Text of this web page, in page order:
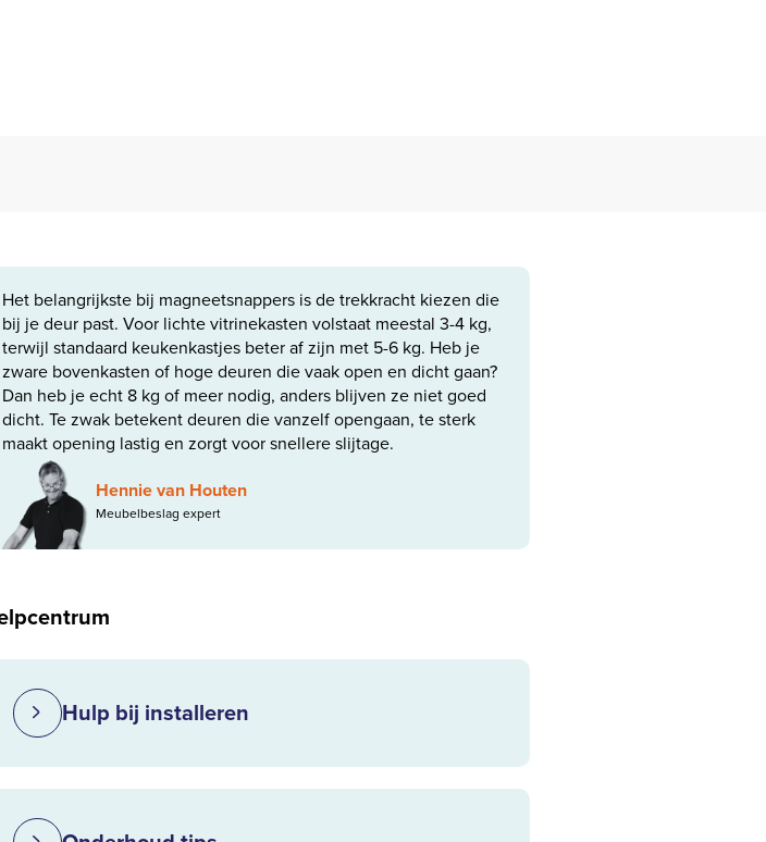
Het belangrijkste bij magneetsnappers is de trekkracht kiezen die
bij je deur past. Voor lichte vitrinekasten volstaat meestal 3-4 kg,
terwijl standaard keukenkastjes beter af zijn met 5-6 kg. Heb je
zware bovenkasten of hoge deuren die vaak open en dicht gaan?
Dan heb je echt 8 kg of meer nodig, anders blijven ze niet goed
dicht. Te zwak betekent deuren die vanzelf opengaan, te sterk
maakt opening lastig en zorgt voor snellere slijtage.
Hennie van Houten
Meubelbeslag expert
Hulp bij installeren